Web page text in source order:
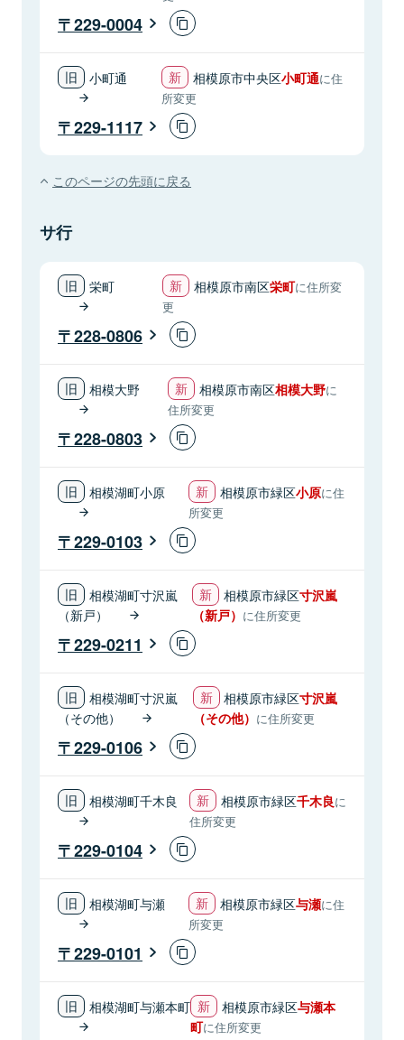
229-0004
小町通 相模原市中央区小町通に住
所変更
229-1117
このページの先頭に戻る
サ行
栄町 相模原市南区栄町に住所変
更
228-0806
相模大野 相模原市南区相模大野に
住所変更
228-0803
相模湖町小原 相模原市緑区小原に住
所変更
229-0103
相模湖町寸沢嵐
（新戸）
相模原市緑区寸沢嵐
（新戸） に住所変更
229-0211
相模湖町寸沢嵐
（その他）
相模原市緑区寸沢嵐
（その他） に住所変更
229-0106
相模湖町千木良 相模原市緑区千木良に
住所変更
229-0104
相模湖町与瀬 相模原市緑区与瀬に住
所変更
229-0101
相模湖町与瀬本町 相模原市緑区与瀬本
町に住所変更